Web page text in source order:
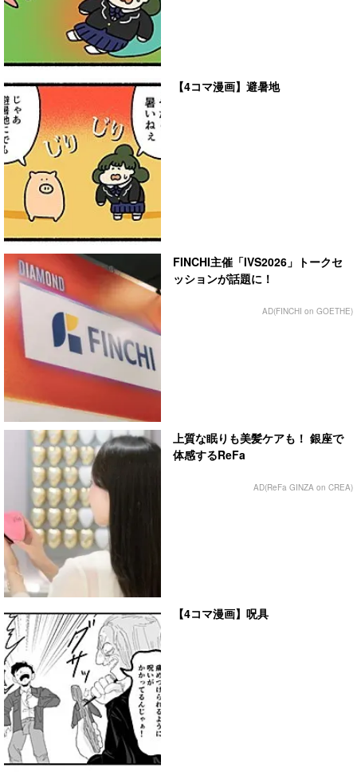
【4コマ漫画】避暑地
FINCHI主催「IVS2026」トークセ
ッションが話題に！
AD(FINCHI on GOETHE)
上質な眠りも美髪ケアも！ 銀座で
体感するReFa
AD(ReFa GINZA on CREA)
【4コマ漫画】呪具